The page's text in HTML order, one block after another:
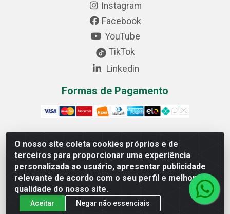
O nosso site coleta cookies próprios e de
terceiros para proporcionar uma experiência
personalizada ao usuário, apresentar publicidade
relevante de acordo com o seu perfil e melhorar a
qualidade do nosso site.
Aceitar Negar não essenciais
Instagram
Facebook
YouTube
TikTok
Linkedin
Formas de Pagamento
Cofer Importadora e Distribuidora LTDA - Avenida
Progresso, 1829, Letra D - Centro Industrial, Carmo do
Cajuru/MG - CEP: 35.557-000 - 03.064.064/0001-44